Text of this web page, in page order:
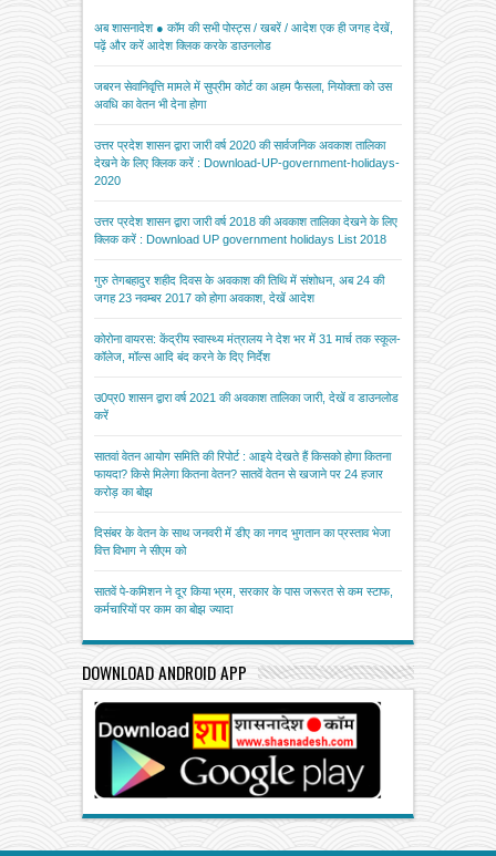
अब शासनादेश ● कॉम की सभी पोस्ट्स / खबरें / आदेश एक ही जगह देखें,
पढ़ें और करें आदेश क्लिक करके डाउनलोड
जबरन सेवानिवृत्ति मामले में सुप्रीम कोर्ट का अहम फैसला, नियोक्ता को उस
अवधि का वेतन भी देना होगा
उत्तर प्रदेश शासन द्वारा जारी वर्ष 2020 की सार्वजनिक अवकाश तालिका
देखने के लिए क्लिक करें : Download-UP-government-holidays-
2020
उत्तर प्रदेश शासन द्वारा जारी वर्ष 2018 की अवकाश तालिका देखने के लिए
क्लिक करें : Download UP government holidays List 2018
गुरु तेगबहादुर शहीद दिवस के अवकाश की तिथि में संशोधन, अब 24 की
जगह 23 नवम्बर 2017 को होगा अवकाश, देखें आदेश
कोरोना वायरस: केंद्रीय स्वास्थ्य मंत्रालय ने देश भर में 31 मार्च तक स्कूल-
कॉलेज, मॉल्स आदि बंद करने के दिए निर्देश
उ0प्र0 शासन द्वारा वर्ष 2021 की अवकाश तालिका जारी, देखें व डाउनलोड
करें
सातवां वेतन आयोग समिति की रिपोर्ट : आइये देखते हैं किसको होगा कितना
फायदा? किसे मिलेगा कितना वेतन? सातवें वेतन से खजाने पर 24 हजार
करोड़ का बोझ
दिसंबर के वेतन के साथ जनवरी में डीए का नगद भुगतान का प्रस्ताव भेजा
वित्त विभाग ने सीएम को
सातवें पे-कमिशन ने दूर किया भ्रम, सरकार के पास जरूरत से कम स्टाफ,
कर्मचारियों पर काम का बोझ ज्यादा
DOWNLOAD ANDROID APP